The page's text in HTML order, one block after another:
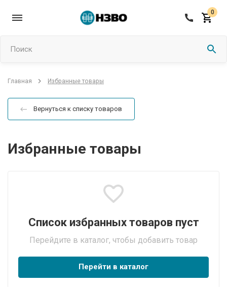
0
Поиск
Главная Избранные товары
Вернуться к списку товаров
Избранные товары
Список избранных товаров пуст
Перейдите в каталог, чтобы добавить товар
Перейти в каталог